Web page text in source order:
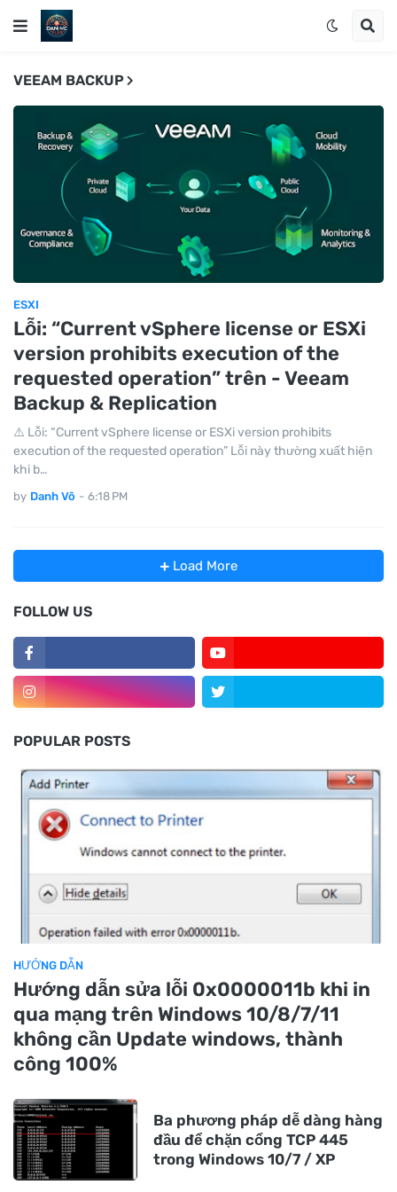
VEEAM BACKUP
ESXI
Lỗi: “Current vSphere license or ESXi
version prohibits execution of the
requested operation” trên - Veeam
Backup & Replication
⚠️ Lỗi: “Current vSphere license or ESXi version prohibits
execution of the requested operation” Lỗi này thường xuất hiện
khi b…
by Danh Võ - 6:18 PM
Load More
FOLLOW US
POPULAR POSTS
HƯỚNG DẪN
Hướng dẫn sửa lỗi 0x0000011b khi in
qua mạng trên Windows 10/8/7/11
không cần Update windows, thành
công 100%
Ba phương pháp dễ dàng hàng
đầu để chặn cổng TCP 445
trong Windows 10/7 / XP